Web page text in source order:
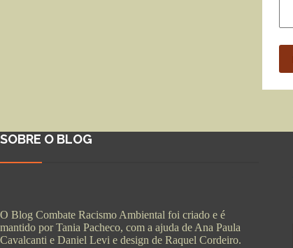
SOBRE O BLOG
O Blog Combate Racismo Ambiental foi criado e é
mantido por Tania Pacheco, com a ajuda de Ana Paula
Cavalcanti e Daniel Levi e design de Raquel Cordeiro.